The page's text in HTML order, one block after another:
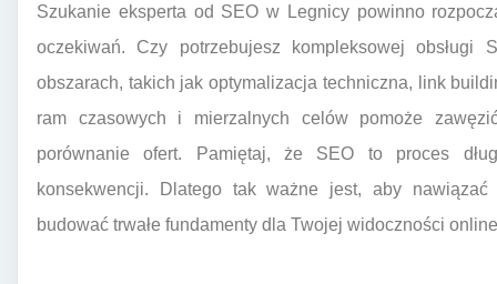
Szukanie eksperta od SEO w Legnicy powinno
oczekiwań. Czy potrzebujesz kompleksowej
obszarach, takich jak optymalizacja techniczna, link
ram czasowych i mierzalnych celów pomoże
porównanie ofert. Pamiętaj, że SEO to proces
konsekwencji. Dlatego tak ważne jest, aby nawiązać
budować trwałe fundamenty dla Twojej widoczności